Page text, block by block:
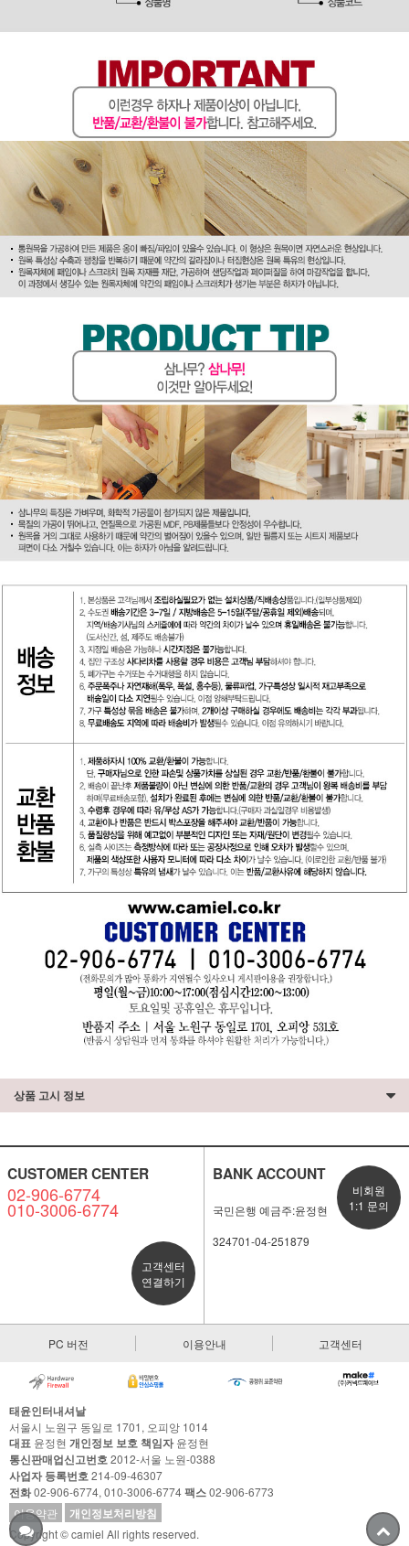
상품 고시 정보
CUSTOMER CENTER
02-906-6774
010-3006-6774
고객센터
연결하기
BANK ACCOUNT
국민은행 예금주:윤정현
324701-04-251879
비회원
1:1 문의
PC 버전 이용안내 고객센터
태윤인터내셔날
서울시 노원구 동일로 1701, 오피앙 1014
대표 윤정현 개인정보 보호 책임자윤정현
통신판매업신고번호 2012-서울 노원-0388
사업자 등록번호 214-09-46307
전화02-906-6774, 010-3006-6774팩스02-906-6773
이용약관
개인정보처리방침
Copyright © camiel All rights reserved.